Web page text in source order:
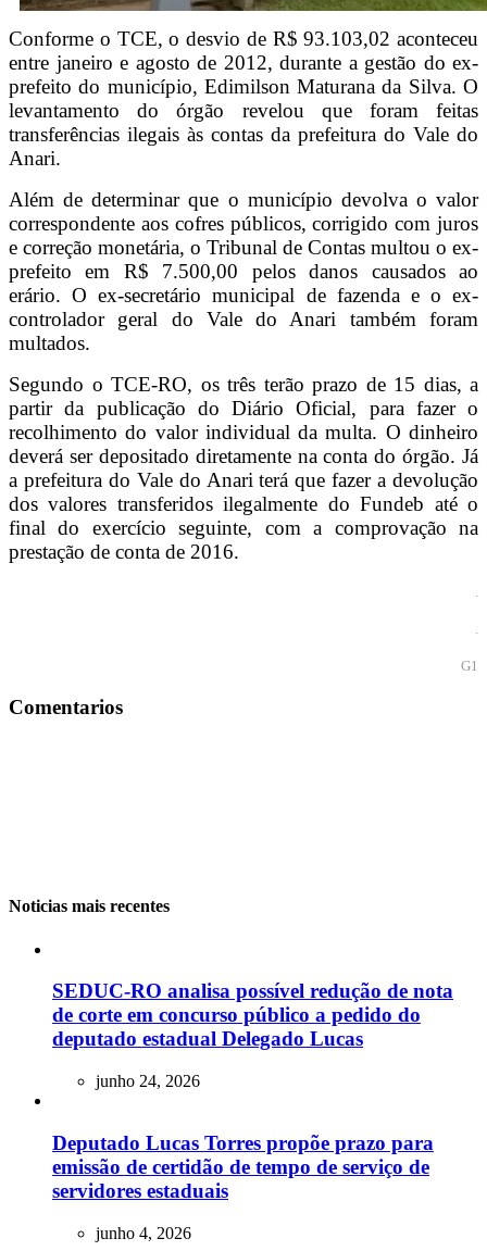
Conforme o TCE, o desvio de R$ 93.103,02 aconteceu
entre janeiro e agosto de 2012, durante a gestão do ex-
prefeito do município, Edimilson Maturana da Silva. O
levantamento do órgão revelou que foram feitas
transferências ilegais às contas da prefeitura do Vale do
Anari.
Além de determinar que o município devolva o valor
correspondente aos cofres públicos, corrigido com juros
e correção monetária, o Tribunal de Contas multou o ex-
prefeito em R$ 7.500,00 pelos danos causados ao
erário. O ex-secretário municipal de fazenda e o ex-
controlador geral do Vale do Anari também foram
multados.
Segundo o TCE-RO, os três terão prazo de 15 dias, a
partir da publicação do Diário Oficial, para fazer o
recolhimento do valor individual da multa. O dinheiro
deverá ser depositado diretamente na conta do órgão. Já
a prefeitura do Vale do Anari terá que fazer a devolução
dos valores transferidos ilegalmente do Fundeb até o
final do exercício seguinte, com a comprovação na
prestação de conta de 2016.
.
.
G1
Comentarios
Noticias mais recentes
SEDUC-RO analisa possível redução de nota
de corte em concurso público a pedido do
deputado estadual Delegado Lucas
junho 24, 2026
Deputado Lucas Torres propõe prazo para
emissão de certidão de tempo de serviço de
servidores estaduais
junho 4, 2026